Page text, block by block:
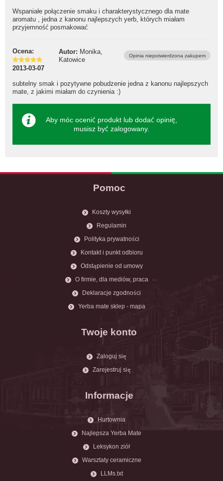
Wspaniałe połączenie smaku i charakterystycznego dla mate
aromatu , jedna z kanonu najlepszych yerb, których miałam
przyjemność posmakować
Ocena: Autor: Monika,
Katowice
Opinia niepotwierdzona zakupem
2013-03-07
subtelny smak i pozytywne pobudzenie jedna z kanonu najlepszych
mate, z jakimi miałam do czynienia :)
Aby móc ocenić produkt lub dodać opinię,
musisz być zalogowany.
Pomoc
Koszty wysyłki
Regulamin
Polityka prywatności
Kontakt i punkt odbioru
Odstąpienie od umowy
O firmie, dla mediów, praca
Deklaracje zgodności
Yerba mate sklep - mapa
Twoje konto
Zaloguj się
Zarejestruj się
Informacje
Hurtownia
Najlepsza Yerba Mate
Leksykon ziół
Warsztaty ceramiczne
LLMs.txt